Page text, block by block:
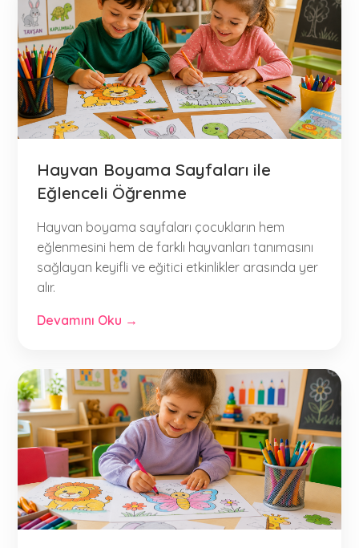
Hayvan Boyama Sayfaları ile
Eğlenceli Öğrenme
Hayvan boyama sayfaları çocukların hem
eğlenmesini hem de farklı hayvanları tanımasını
sağlayan keyifli ve eğitici etkinlikler arasında yer
alır.
Devamını Oku →